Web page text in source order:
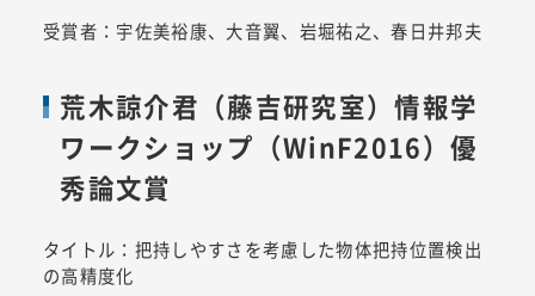
受賞者：宇佐美裕康、大音翼、岩堀祐之、春日井邦夫
荒木諒介君（藤吉研究室）情報学
ワークショップ（WinF2016）優
秀論文賞
タイトル：把持しやすさを考慮した物体把持位置検出
の高精度化